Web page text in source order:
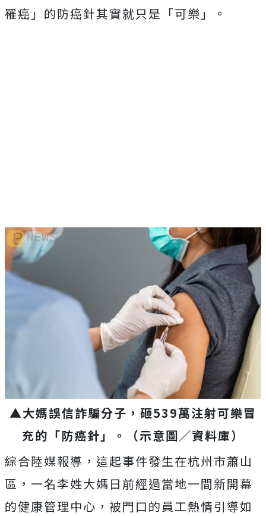
罹癌」的防癌針其實就只是「可樂」。
▲大媽誤信詐騙分子，砸539萬注射可樂冒
充的「防癌針」。（示意圖／資料庫）
綜合陸媒報導，這起事件發生在杭州市蕭山
區，一名李姓大媽日前經過當地一間新開幕
的健康管理中心，被門口的員工熱情引導如